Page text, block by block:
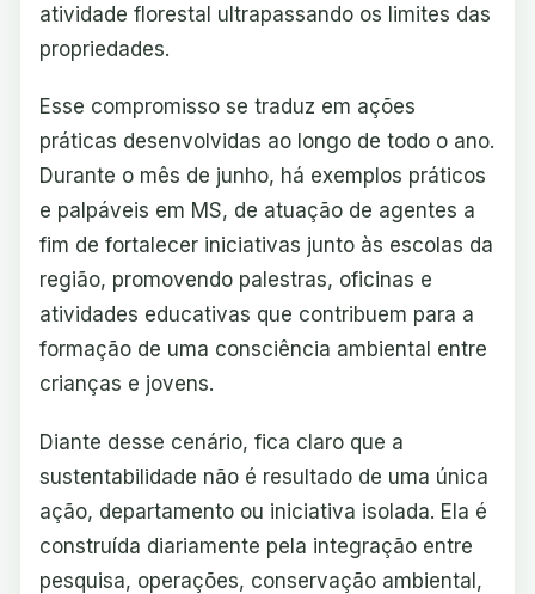
atividade florestal ultrapassando os limites das
propriedades.
Esse compromisso se traduz em ações
práticas desenvolvidas ao longo de todo o ano.
Durante o mês de junho, há exemplos práticos
e palpáveis em MS, de atuação de agentes a
fim de fortalecer iniciativas junto às escolas da
região, promovendo palestras, oficinas e
atividades educativas que contribuem para a
formação de uma consciência ambiental entre
crianças e jovens.
Diante desse cenário, fica claro que a
sustentabilidade não é resultado de uma única
ação, departamento ou iniciativa isolada. Ela é
construída diariamente pela integração entre
pesquisa, operações, conservação ambiental,